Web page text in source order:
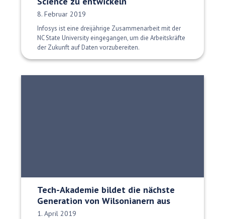
Veröffentlichungsdatum:
8. Februar 2019
Infosys ist eine dreijährige Zusammenarbeit mit der
NC State University eingegangen, um die Arbeitskräfte
der Zukunft auf Daten vorzubereiten.
Tech-Akademie bildet die nächste
Generation von Wilsonianern aus
Veröffentlichungsdatum:
1. April 2019